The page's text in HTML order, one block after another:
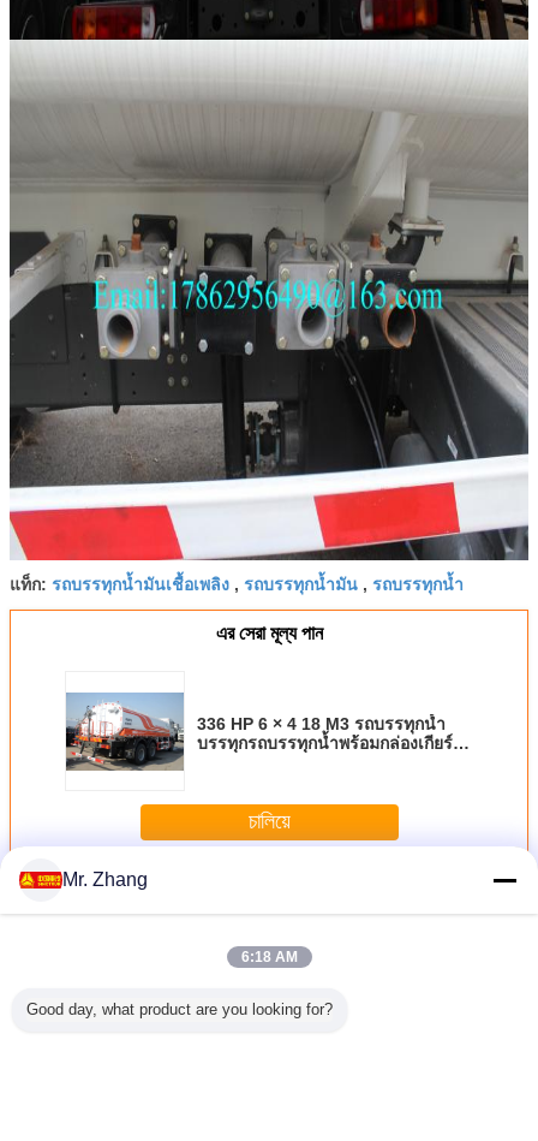
แท็ก: รถบรรทุกน้ำมันเชื้อเพลิง , รถบรรทุกน้ำมัน , รถบรรทุกน้ำ
এর সেরা মূল্য পান
336 HP 6 × 4 18 M3 รถบรรทุกน้ำ
บรรทุกรถบรรทุกน้ำพร้อมกล่องเกียร์
চালিয়ে
มากกว่า รถบรรทุกน้ำมัน
Mr. Zhang
6:18 AM
Good day, what product are you looking for?